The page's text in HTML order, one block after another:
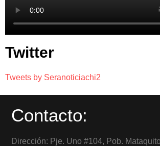
Twitter
Tweets by Seranoticiachi2
Contacto:
Dirección: Pje. Uno #104, Pob.